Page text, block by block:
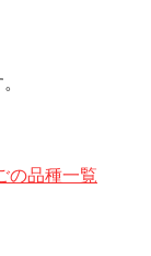
の品種一覧